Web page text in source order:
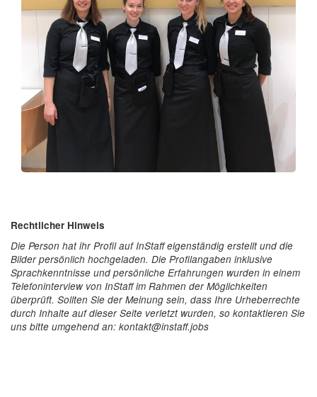
Rechtlicher Hinweis
Die Person hat ihr Profil auf InStaff eigenständig erstellt und die
Bilder persönlich hochgeladen. Die Profilangaben inklusive
Sprachkenntnisse und persönliche Erfahrungen wurden in einem
Telefoninterview von InStaff im Rahmen der Möglichkeiten
überprüft. Sollten Sie der Meinung sein, dass Ihre Urheberrechte
durch Inhalte auf dieser Seite verletzt wurden, so kontaktieren Sie
uns bitte umgehend an: kontakt@instaff.jobs